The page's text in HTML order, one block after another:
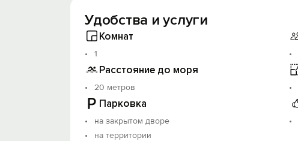
Удобства и услуги
Комнат
1
Расстояние до моря
20 метров
Парковка
на закрытом дворе
на территории